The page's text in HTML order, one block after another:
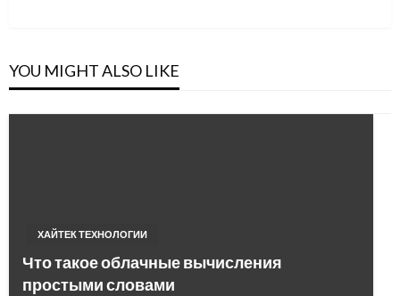
YOU MIGHT ALSO LIKE
ХАЙТЕК ТЕХНОЛОГИИ
Что такое облачные вычисления
простыми словами